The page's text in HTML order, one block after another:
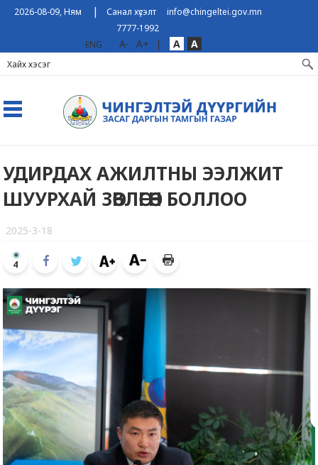
2026-08-09, Ням | Санал хүсэлт
info@chingeltei.gov.mn
7777-1992
ENG
A- A+ | A A
УДИРДАХ АЖИЛТНЫ ЭЭЛЖИТ
ШУУРХАЙ ЗӨВЛӨГӨӨН БОЛЛОО
2025-3-18
4